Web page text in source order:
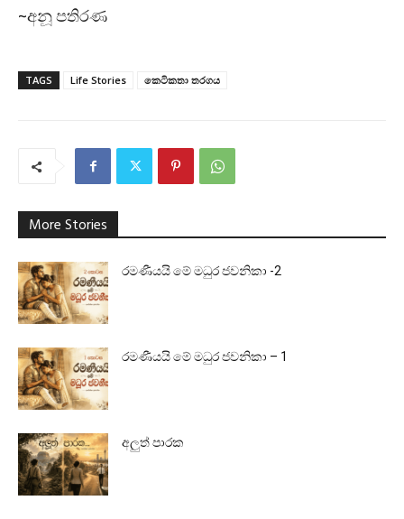
~අනූ පතිරණ
TAGS Life Stories කෙටිකතා තරගය
More Stories
රමණීයයි මේ මධුර ජවනිකා -2
රමණීයයි මේ මධුර ජවනිකා – 1
අලුත් පාරක